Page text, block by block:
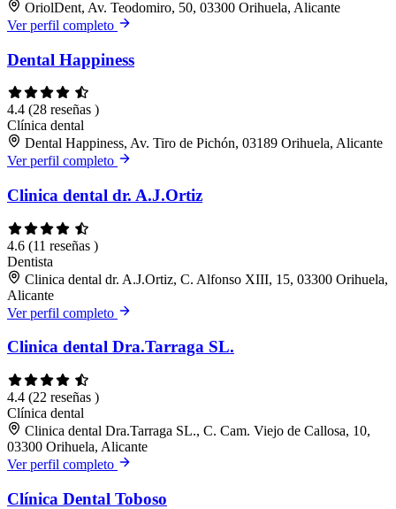
OriolDent, Av. Teodomiro, 50, 03300 Orihuela, Alicante
Ver perfil completo
Dental Happiness
4.4 (28 reseñas )
Clínica dental
Dental Happiness, Av. Tiro de Pichón, 03189 Orihuela, Alicante
Ver perfil completo
Clinica dental dr. A.J.Ortiz
4.6 (11 reseñas )
Dentista
Clinica dental dr. A.J.Ortiz, C. Alfonso XIII, 15, 03300 Orihuela,
Alicante
Ver perfil completo
Clinica dental Dra.Tarraga SL.
4.4 (22 reseñas )
Clínica dental
Clinica dental Dra.Tarraga SL., C. Cam. Viejo de Callosa, 10,
03300 Orihuela, Alicante
Ver perfil completo
Clínica Dental Toboso